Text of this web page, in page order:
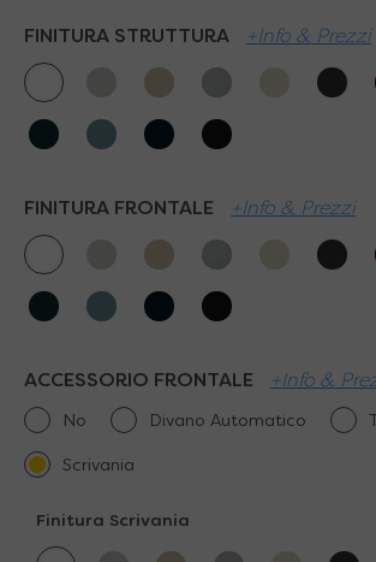
FINITURA STRUTTURA +Info & Prezzi
FINITURA FRONTALE +Info & Prezzi
ACCESSORIO FRONTALE +Info &
No Divano Automatico
Scrivania
Finitura Scrivania